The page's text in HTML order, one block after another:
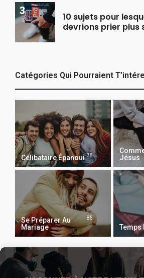
10 sujets pour
devrions prier plus
Catégories Qui Pourraient
Célibataire Épanoui 78
Jésus
Se Préparer Au
Mariage
85
Temps
Recevoir Notre Newsletter